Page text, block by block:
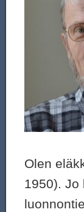
Olen
1950). Jo